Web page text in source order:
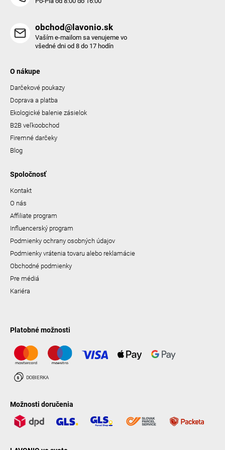
obchod@lavonio.sk
Vaším e-mailom sa venujeme vo
všedné dni od 8 do 17 hodín
O nákupe
Darčekové poukazy
Doprava a platba
Ekologické balenie zásielok
B2B veľkoobchod
Firemné darčeky
Blog
Spoločnosť
Kontakt
O nás
Affiliate program
Influencerský program
Podmienky ochrany osobných údajov
Podmienky vrátenia tovaru alebo reklamácie
Obchodné podmienky
Pre médiá
Kariéra
Platobné možnosti
Možnosti doručenia